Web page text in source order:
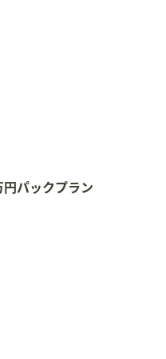
パックプラン